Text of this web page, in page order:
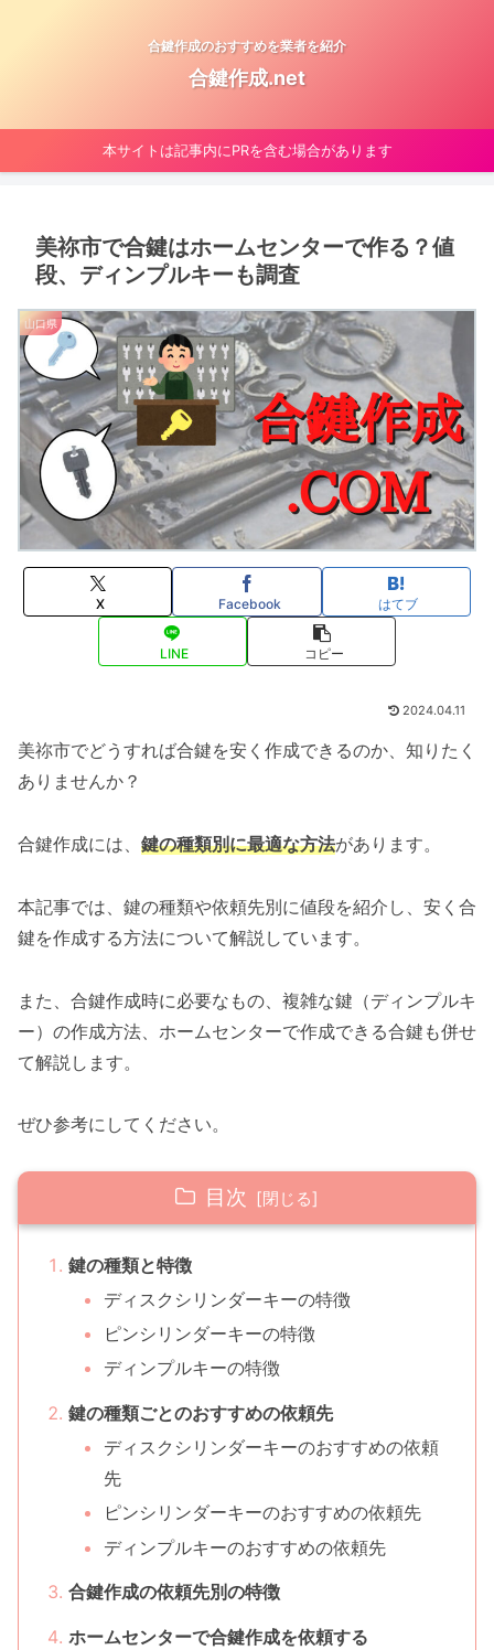
合鍵作成のおすすめを業者を紹介
合鍵作成.net
本サイトは記事内にPRを含む場合があります
美祢市で合鍵はホームセンターで作る？値
段、ディンプルキーも調査
山口県
X Facebook はてブ
LINE コピー
2024.04.11
美祢市でどうすれば合鍵を安く作成できるのか、知りたく
ありませんか？
合鍵作成には、 鍵の種類別に最適な方法があります。
本記事では、鍵の種類や依頼先別に値段を紹介し、安く合
鍵を作成する方法について解説しています。
また、合鍵作成時に必要なもの、複雑な鍵（ディンプルキ
ー）の作成方法、ホームセンターで作成できる合鍵も併せ
て解説します。
ぜひ参考にしてください。
目次
鍵の種類と特徴
ディスクシリンダーキーの特徴
ピンシリンダーキーの特徴
ディンプルキーの特徴
鍵の種類ごとのおすすめの依頼先
ディスクシリンダーキーのおすすめの依頼
先
ピンシリンダーキーのおすすめの依頼先
ディンプルキーのおすすめの依頼先
合鍵作成の依頼先別の特徴
ホームセンターで合鍵作成を依頼する